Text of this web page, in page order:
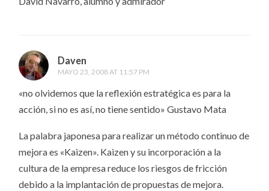
Daven
MAYO 23, 2008 AT 11:57 PM
«no olvidemos que la reflexión estratégica es para la
acción, si no es así, no tiene sentido» Gustavo Mata
La palabra japonesa para realizar un método continuo de
mejora es «Kaizen». Kaizen y su incorporación a la
cultura de la empresa reduce los riesgos de fricción
debido a la implantación de propuestas de mejora.